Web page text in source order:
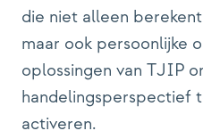
die niet alleen
maar ook persoonlijke
oplossingen van TJIP
handelingsperspectief
activeren.